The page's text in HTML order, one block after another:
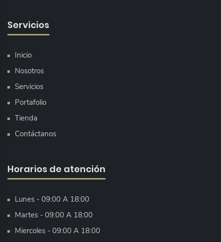
Servicios
Inicio
Nosotros
Servicios
Portafolio
Tienda
Contáctanos
Horarios de atención
Lunes - 09:00 A 18:00
Martes - 09:00 A 18:00
Miercoles - 09:00 A 18:00